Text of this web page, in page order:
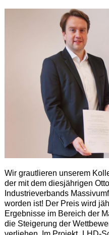
Wir grautlieren unserem
der mit dem diesjährigen
Industrieverbands
worden ist! Der Preis wird
Ergebnisse im Bereich der
die Steigerung der